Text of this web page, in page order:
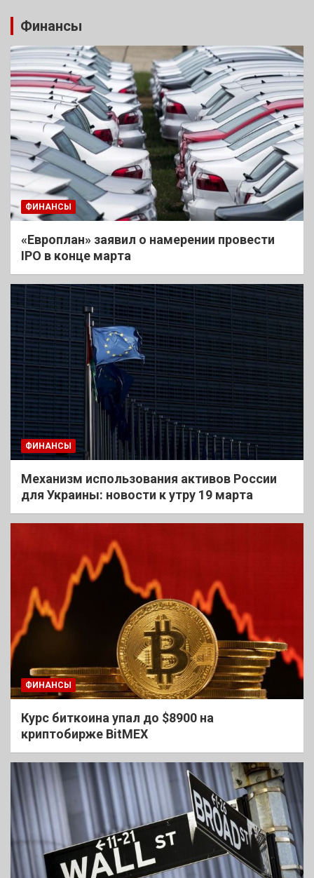
Финансы
ФИНАНСЫ
«Европлан» заявил о намерении провести
IPO в конце марта
ФИНАНСЫ
Механизм использования активов России
для Украины: новости к утру 19 марта
ФИНАНСЫ
Курс биткоина упал до $8900 на
криптобирже BitMEX